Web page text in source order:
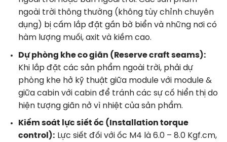
ngoài trời thông thường (không tùy chỉnh chuyên
dụng) bị cấm lắp đặt gần bờ biển và những nơi có
hàm lượng muối, axit và kiềm cao.
Dự phòng khe co giãn (Reserve craft seams):
Khi lắp đặt các sản phẩm ngoài trời, phải dự
phòng khe hở kỹ thuật giữa module với module &
giữa cabin với cabin để tránh các sự cố hiển thị do
hiện tượng giãn nở vì nhiệt của sản phẩm.
Kiểm soát lực siết ốc (Installation torque
control): Lực siết đối với ốc M4 là 6.0 – 8.0 Kgf.cm,